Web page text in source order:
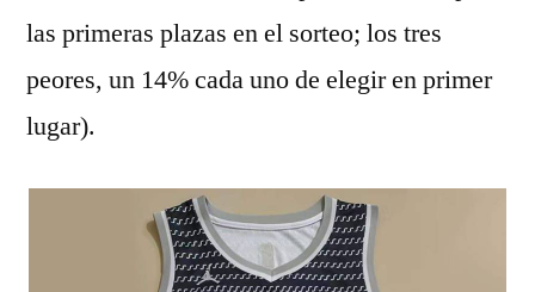
las primeras plazas en el sorteo; los tres
peores, un 14% cada uno de elegir en primer
lugar).